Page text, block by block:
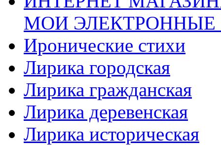
МОИ ЭЛЕКТРОННЫЕ
Иронические стихи
Лирика городская
Лирика гражданская
Лирика деревенская
Лирика историческая